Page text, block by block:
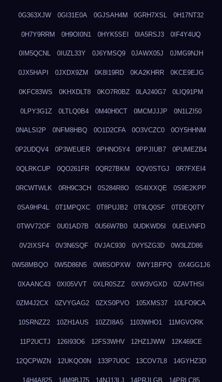
0G363XJW 0GI31E0A 0GJSAH4M 0GRH7XSL 0H17NT32
0H7Y9RRM 0H9OI0N1 0HYK5SEI 0IA5RSJ3 0IF4Y4UQ
0IM5QCNL 0IUZL33Y 0J6YMSQ9 0JAWX05J 0JMG9NJH
0JX5HAPI 0JXDX9ZM 0K8I19RD 0KA2KHRR 0KCE9EJG
0KFC83WS 0KHXDLT8 0KO7R0BZ 0LA240G7 0LIQ91PM
0LPY3G1Z 0LTLQ0B4 0M40H0CT 0MCMJJJP 0N1LZI50
0NALSI2P 0NFM8HBQ 0O1D2CFA 0O3VCZC0 0OY5HHNM
0P2UDQV4 0P3WEUER 0PHNO5Y4 0PPJIUB7 0PUMEZB4
0QLRKCUP 0QO261FR 0QR27BKM 0QV0STGJ 0R7FXEI4
0RCWTWLK 0RH9C3CH 0S284R8O 0S4IXXQE 0S9E2KPP
0SA9HP4L 0T1MPQXC 0T8PUJB2 0T9LQ0SF 0TDEQ0TY
0TWV72OF 0U01AD7B 0U56W7B0 0UDKWD5I 0UELVNFD
0V2IXSF4 0V3N6SQF 0VJAC930 0VY5ZG3D 0W3LZD86
0W58MBQO 0W5D86N5 0W8SOPXW 0WY1BFPQ 0X4GG1J6
0XAANC43 0XI05VVT 0XLR0SZZ 0XW3VGXD 0ZAVTHSI
0ZM4J2CX 0ZVYGAG2 0ZXS0PVO 105XMS37 10LFO9CA
10SRNZZ2 10ZH1AUS 10ZZI8A5 1103WHO1 11MGVORK
11P2UCTJ 126I93O6 12FS3WHV 12HZ1JWW 12K469CE
12QCPWZN 12UKQO0N 133P7UOC 13COV7L8 14GYHZ3D
14H4A825 14M9BJ75 14NJ13LJ 14PRJLGB 14PRLC85